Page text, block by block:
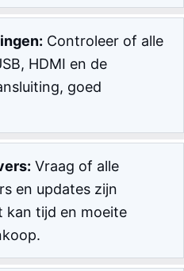
Controleer of alle
HDMI en de
goed
Vraag of alle
en updates zijn
kan tijd en moeite